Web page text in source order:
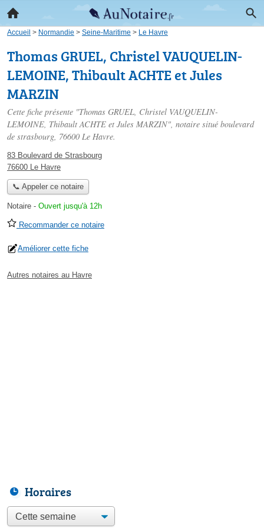
Accueil > Normandie > Seine-Maritime > Le Havre
Thomas GRUEL, Christel VAUQUELIN-
LEMOINE, Thibault ACHTE et Jules
MARZIN
Cette fiche présente "Thomas GRUEL, Christel VAUQUELIN-
LEMOINE, Thibault ACHTE et Jules MARZIN", notaire situé boulevard
de strasbourg, 76600 Le Havre.
83 Boulevard de Strasbourg
76600 Le Havre
📞 Appeler ce notaire
Notaire - Ouvert jusqu'à 12h
Recommander ce notaire
Améliorer cette fiche
Autres notaires au Havre
Horaires